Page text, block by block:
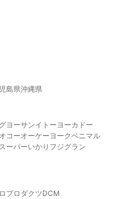
島県沖縄県
ヨーサンイトーヨーカドー
コーオーケー ヨークベニマル
ーパーいかり フジグラン
プロダクツDCM